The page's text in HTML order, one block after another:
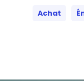
Achat